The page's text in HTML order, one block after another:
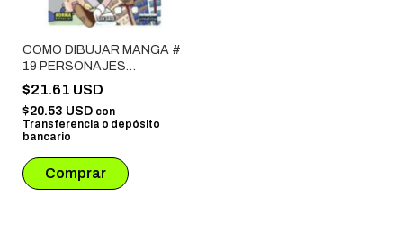
COMO DIBUJAR MANGA #
19 PERSONAJES
SUPERDEFORMED
$21.61 USD
$20.53 USD con
Transferencia o depósito
bancario